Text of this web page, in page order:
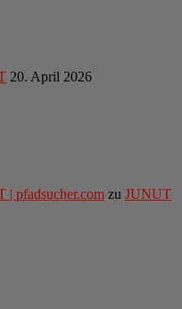
20. April 2026
| pfadsucher.com zu JUNUT